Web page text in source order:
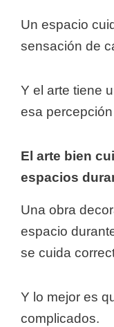
Un espacio
sensación de
Y el arte tiene
esa
El arte bien
espacios
Una obra
espacio
se cuida
Y lo mejor es
complicados.